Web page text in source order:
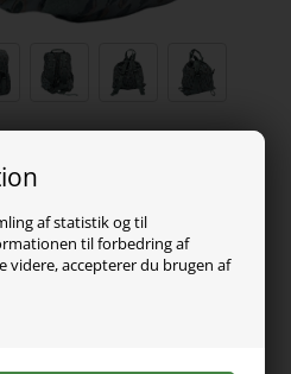
af statistik og til
til forbedring af
videre, accepterer du brugen af